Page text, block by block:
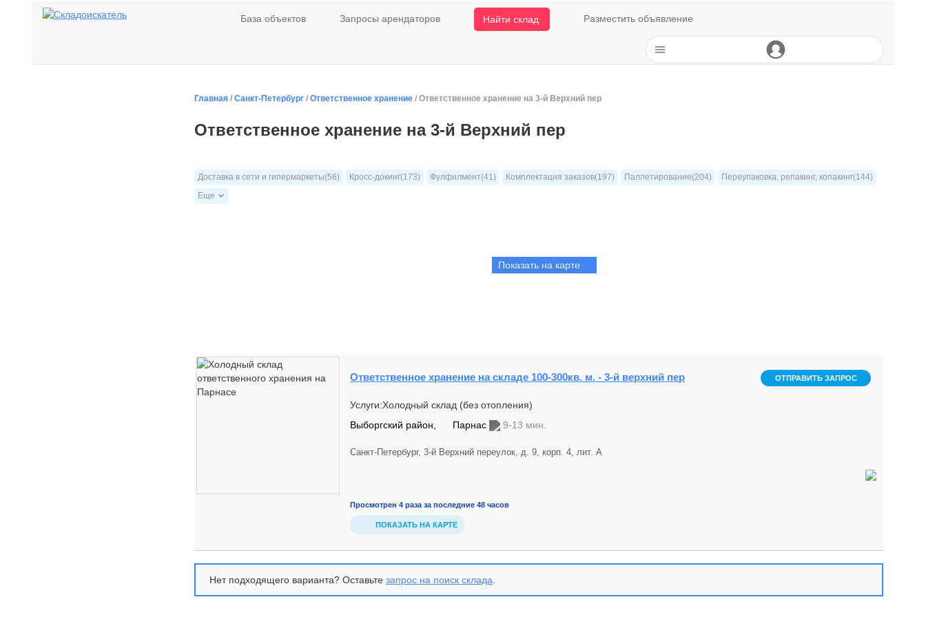
База объектов Запросы арендаторов Найти склад Разместить объявление
Главная / Санкт-Петербург / Ответственное хранение / Ответственное хранение на 3-й Верхний пер
Ответственное хранение на 3-й Верхний пер
Доставка в сети и гипермаркеты(56) Кросс-докинг(173) Фулфилмент(41) Комплектация заказов(197) Паллетирование(204)
Переупаковка, репакинг, копакинг(144)
Еще
Показать на карте
Ответственное хранение на складе 100-300кв. м. - 3-й верхний пер
Услуги:Холодный склад (без отопления)
Выборгский район,
Парнас 9-13 мин.
Санкт-Петербург, 3-й Верхний переулок, д. 9, корп. 4, лит. А
ОТПРАВИТЬ ЗАПРОС
Просмотрен 4 раза за последние 48 часов
ПОКАЗАТЬ НА КАРТЕ
Нет подходящего варианта? Оставьте запрос на поиск склада